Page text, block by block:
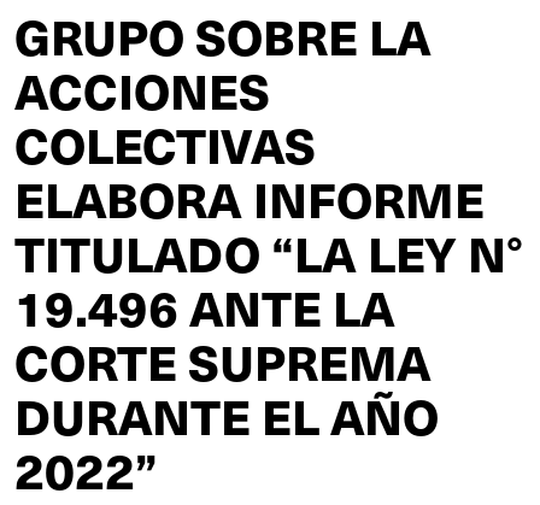
GRUPO SOBRE LA
ACCIONES
COLECTIVAS
ELABORA INFORME
TITULADO “LA LEY N°
19.496 ANTE LA
CORTE SUPREMA
DURANTE EL AÑO
2022”